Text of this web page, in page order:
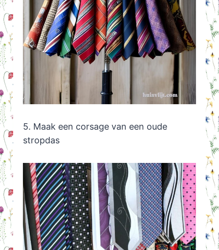
5. Maak een corsage van een oude
stropdas